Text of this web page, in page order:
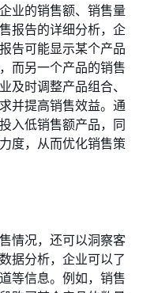
业的销售额、销售量
报告的详细分析，企
告可能显示某个产品
而另一个产品的销售
及时调整产品组合、
并提高销售效益。通
入低销售额产品，同
度，从而优化销售策
情况，还可以洞察客
据分析，企业可以了
等信息。例如，销售